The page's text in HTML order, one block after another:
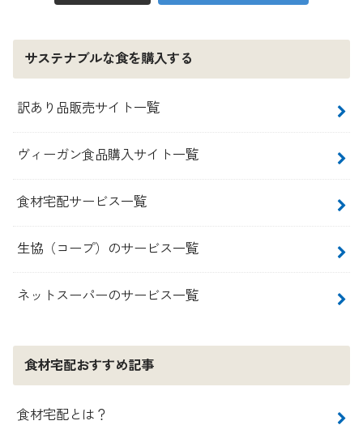
サステナブルな食を購入する
訳あり品販売サイト一覧
ヴィーガン食品購入サイト一覧
食材宅配サービス一覧
生協（コープ）のサービス一覧
ネットスーパーのサービス一覧
食材宅配おすすめ記事
食材宅配とは？